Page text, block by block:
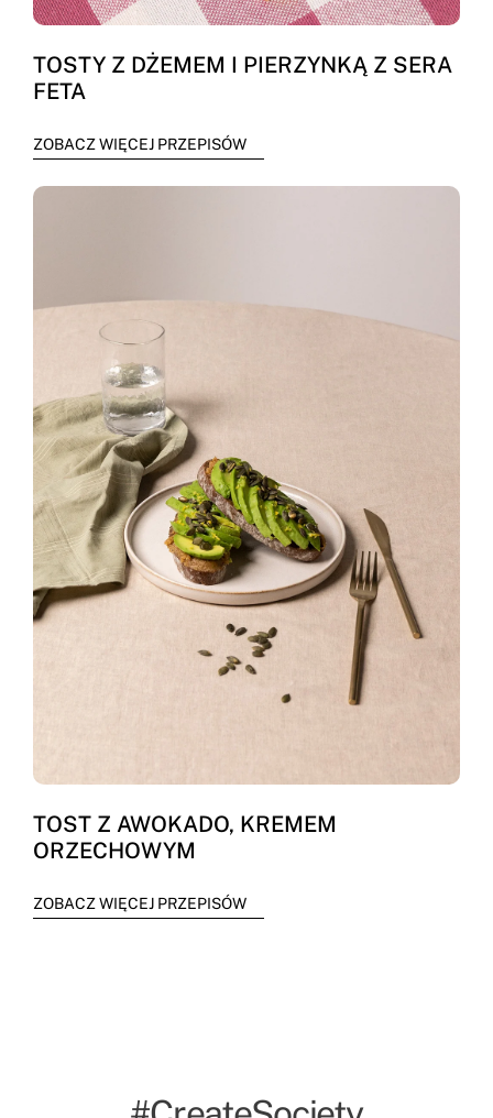
TOSTY Z DŻEMEM I PIERZYNKĄ Z SERA
FETA
ZOBACZ WIĘCEJ PRZEPISÓW
TOST Z AWOKADO, KREMEM
ORZECHOWYM
ZOBACZ WIĘCEJ PRZEPISÓW